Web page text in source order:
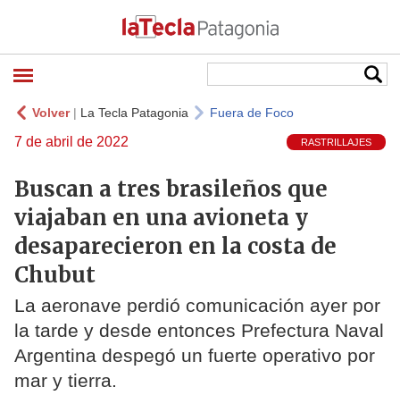
Volver| La Tecla Patagonia Fuera de Foco
7 de abril de 2022 RASTRILLAJES
Buscan a tres brasileños que
viajaban en una avioneta y
desaparecieron en la costa de
Chubut
La aeronave perdió comunicación ayer por
la tarde y desde entonces Prefectura Naval
Argentina despegó un fuerte operativo por
mar y tierra.